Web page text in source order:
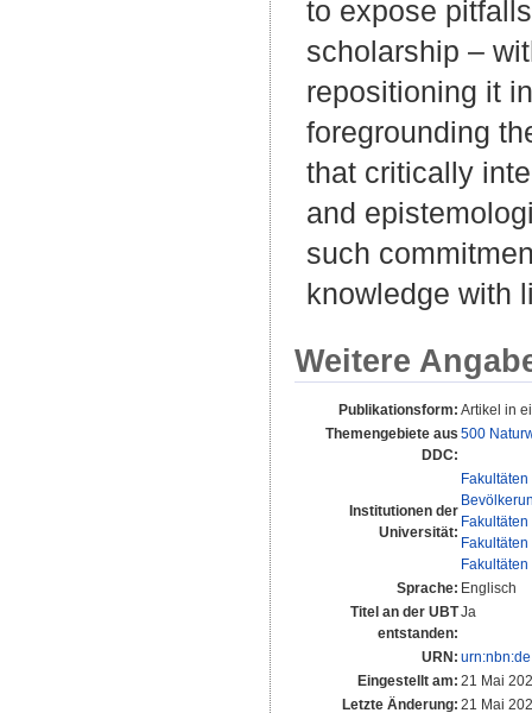
to expose
scholarship –
repositioning it
foregrounding
that critically
and
such
knowledge with
Weitere
Publikationsform: Artikel in
Themengebiete aus
DDC:
500
Institutionen der
Universität:
Fakultäten
Fakultäten
Fakultäten
Fakultäten
Sprache: Englisch
Titel an der UBT
entstanden:
Ja
URN:
Eingestellt am: 21 Mai
Letzte Änderung: 21 Mai